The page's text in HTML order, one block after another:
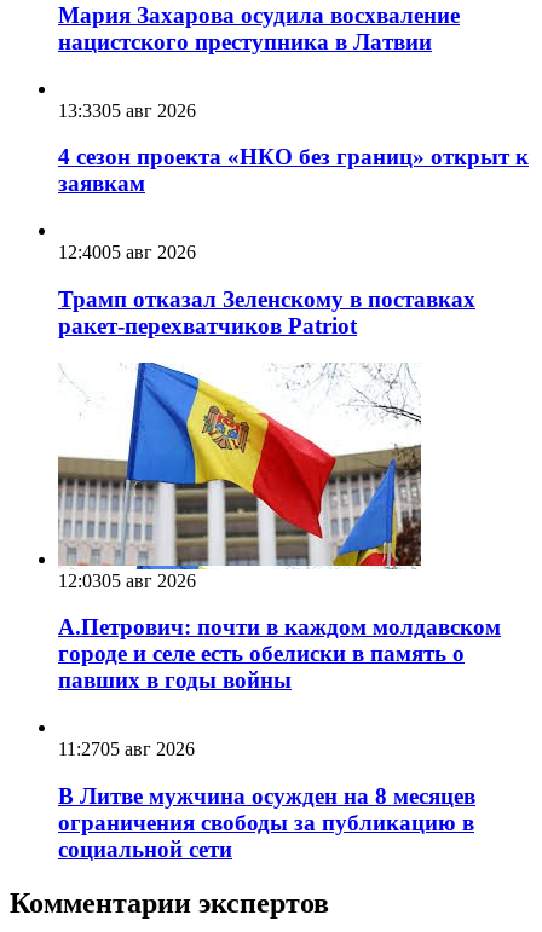
Мария Захарова осудила восхваление
нацистского преступника в Латвии
13:3305 авг 2026
4 сезон проекта «НКО без границ» открыт к
заявкам
12:4005 авг 2026
Трамп отказал Зеленскому в поставках
ракет-перехватчиков Patriot
12:0305 авг 2026
А.Петрович: почти в каждом молдавском
городе и селе есть обелиски в память о
павших в годы войны
11:2705 авг 2026
В Литве мужчина осужден на 8 месяцев
ограничения свободы за публикацию в
социальной сети
Комментарии экспертов